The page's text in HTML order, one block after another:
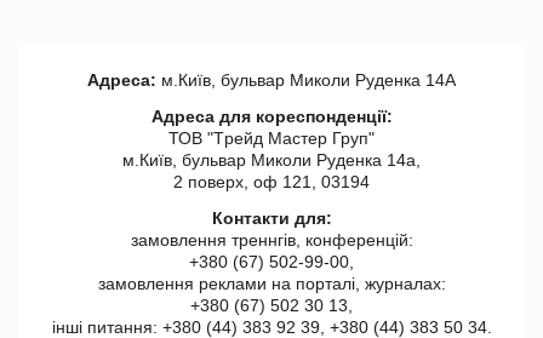
Адреса: м.Київ, бульвар Миколи Руденка 14А
Адреса для кореспонденції:
ТОВ "Tрейд Мастер Груп"
м.Київ, бульвар Миколи Руденка 14а,
2 поверх, оф 121, 03194
Контакти для:
замовлення треннгів, конференцій:
+380 (67) 502-99-00,
замовлення реклами на порталі, журналах:
+380 (67) 502 30 13,
інші питання: +380 (44) 383 92 39, +380 (44) 383 50 34.